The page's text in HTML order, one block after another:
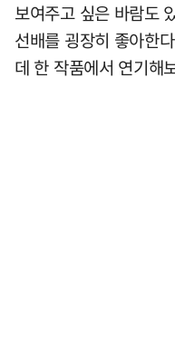
보여주고 싶은 바람도
선배를 굉장히 좋아한
데 한 작품에서 연기해